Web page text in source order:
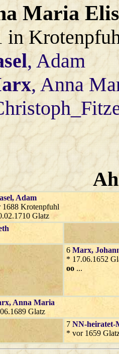
Maria
in
, Adam
, Anna
, Adam
1688 Krotenpfuhl
Glatz
6 Marx,
* 17.06.1652
oo ...
, Anna Maria
Glatz
7 NN-heiratet-
* vor 1659